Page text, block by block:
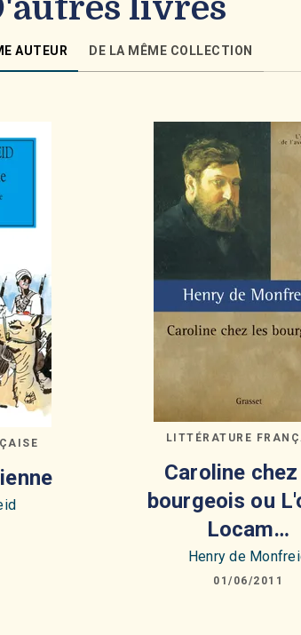
livres
AUTEUR DE LA MÊME COLLECTION
LITTÉRATURE
Caroline
bourgeois ou
Locam…
Henry de
01/06/2011